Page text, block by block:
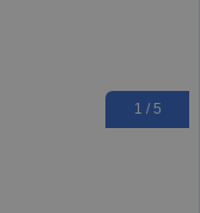
1 / 5